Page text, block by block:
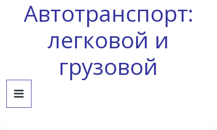
Автотранспорт:
легковой и
грузовой